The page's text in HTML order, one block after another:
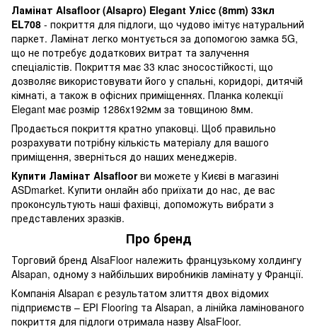
Ламінат Alsafloor (Аlsapro) Elegant Улісс (8mm) 33кл
EL708 - покриття для підлоги, що чудово імітує натуральний
паркет. Ламінат легко монтується за допомогою замка 5G,
що не потребує додаткових витрат та залучення
спеціалістів. Покриття має 33 клас зносостійкості, що
дозволяє використовувати його у спальні, коридорі, дитячій
кімнаті, а також в офісних приміщеннях. Планка колекції
Elegant має розмір 1286х192мм за товщиною 8мм.
Продається покриття кратно упаковці. Щоб правильно
розрахувати потрібну кількість матеріалу для вашого
приміщення, зверніться до наших менеджерів.
Купити Ламінат Alsafloorви можете у Києві в магазині
ASDmarket. Купити онлайн або приїхати до нас, де вас
проконсультують наші фахівці, допоможуть вибрати з
представлених зразків.
Про бренд
Торговий бренд AlsaFloor належить французькому холдингу
Alsapan, одному з найбільших виробників ламінату у Франції.
Компанія Alsapan є результатом злиття двох відомих
підприємств – EPI Flooring та Alsapan, а лінійка ламінованого
покриття для підлоги отримала назву AlsaFloor.